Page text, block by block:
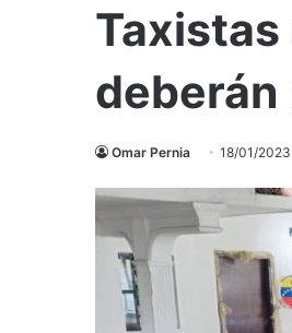
deberán
Omar Pernia 18/01/2023